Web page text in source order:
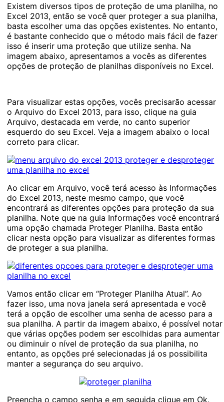
Existem diversos tipos de proteção de uma planilha, no
Excel 2013, então se você quer proteger a sua planilha,
basta escolher uma das opções existentes. No entanto,
é bastante conhecido que o método mais fácil de fazer
isso é inserir uma proteção que utilize senha. Na
imagem abaixo, apresentamos a vocês as diferentes
opções de proteção de planilhas disponíveis no Excel.
Para visualizar estas opções, vocês precisarão acessar
o Arquivo do Excel 2013, para isso, clique na guia
Arquivo, destacada em verde, no canto superior
esquerdo do seu Excel. Veja a imagem abaixo o local
correto para clicar.
Ao clicar em Arquivo, você terá acesso às Informações
do Excel 2013, neste mesmo campo, que você
encontrará as diferentes opções para proteção da sua
planilha. Note que na guia Informações você encontrará
uma opção chamada Proteger Planilha. Basta então
clicar nesta opção para visualizar as diferentes formas
de proteger a sua planilha.
Vamos então clicar em “Proteger Planilha Atual”. Ao
fazer isso, uma nova janela será apresentada e você
terá a opção de escolher uma senha de acesso para a
sua planilha. A partir da imagem abaixo, é possível notar
que várias opções podem ser escolhidas para aumentar
ou diminuir o nível de proteção da sua planilha, no
entanto, as opções pré selecionadas já os possibilita
manter a segurança do seu arquivo.
Preencha o campo senha e em seguida clique em Ok.